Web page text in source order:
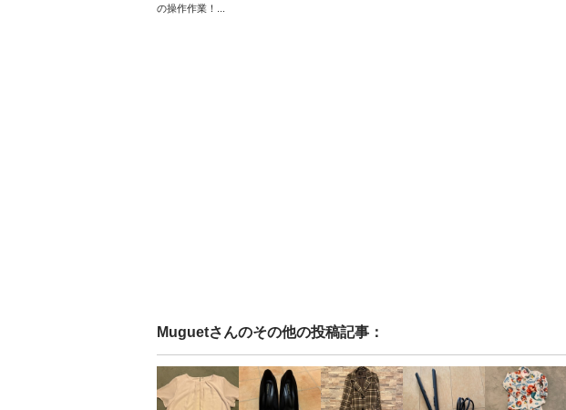
の操作作業！...
Muguetさんのその他の投稿記事：